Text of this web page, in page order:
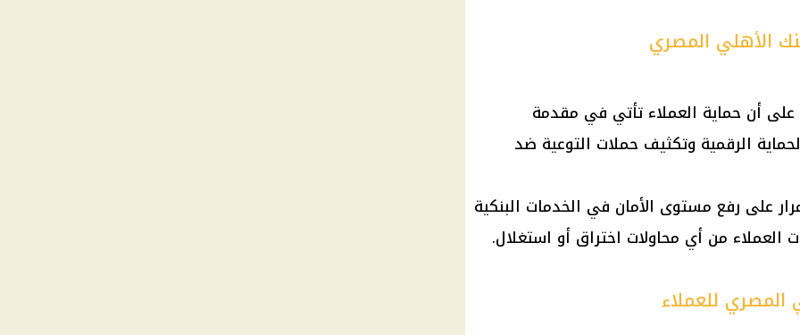
الأهلي المصري
أن حماية العملاء تأتي في مقدمة
الرقمية وتكثيف حملات التوعية ضد
على رفع مستوى الأمان في الخدمات البنكية
العملاء من أي محاولات اختراق أو استغلال.
للعملاء